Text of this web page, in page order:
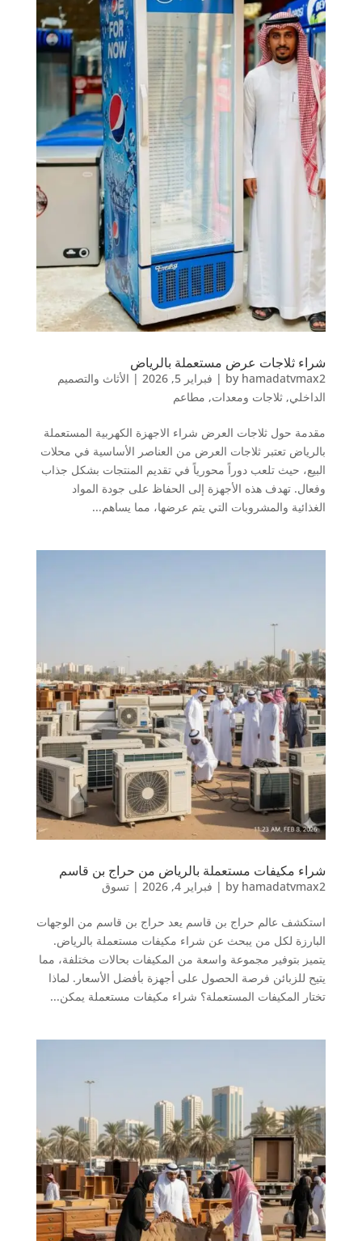
شراء ثلاجات عرض مستعملة بالرياض
by hamadatvmax2
| فبراير 5, 2026 | الأثاث والتصميم
الداخلي, ثلاجات ومعدات, مطاعم
مقدمة حول ثلاجات العرض شراء الاجهزة الكهربية المستعملة
بالرياض تعتبر ثلاجات العرض من العناصر الأساسية في محلات
البيع، حيث تلعب دوراً محورياً في تقديم المنتجات بشكل جذاب
وفعال. تهدف هذه الأجهزة إلى الحفاظ على جودة المواد
الغذائية والمشروبات التي يتم عرضها، مما يساهم...
شراء مكيفات مستعملة بالرياض من حراج بن قاسم
by hamadatvmax2
| فبراير 4, 2026 | تسوق
استكشف عالم حراج بن قاسم يعد حراج بن قاسم من الوجهات
البارزة لكل من يبحث عن شراء مكيفات مستعملة بالرياض.
يتميز بتوفير مجموعة واسعة من المكيفات بحالات مختلفة، مما
يتيح للزبائن فرصة الحصول على أجهزة بأفضل الأسعار. لماذا
تختار المكيفات المستعملة؟ شراء مكيفات مستعملة يمكن...